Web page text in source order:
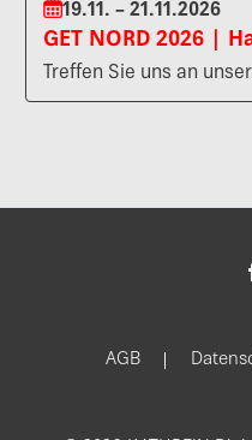
19.11. – 21.11.2026
GET NORD 2026 |
Treffen Sie uns an
AGB